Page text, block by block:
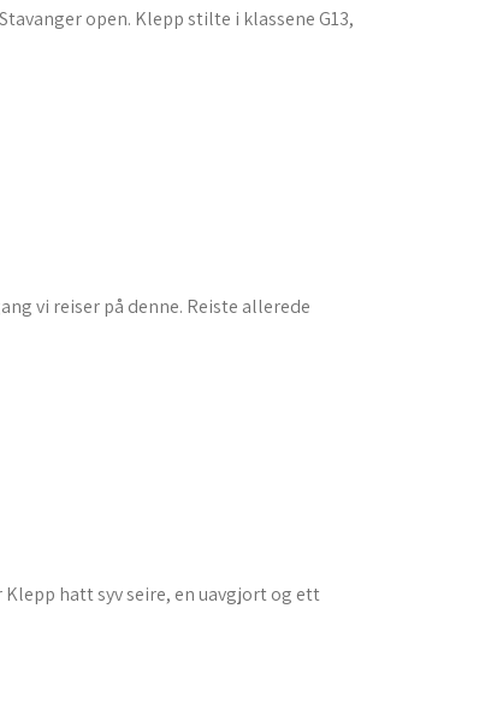
open. Klepp stilte i klassene G13,
vi reiser på denne. Reiste allerede
hatt syv seire, en uavgjort og ett